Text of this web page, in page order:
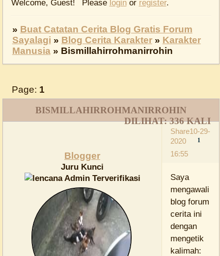
Welcome, Guest! Please loginor register.
» Buat Catatan Cerita Blog Gratis Forum
Sayalagi » Blog Cerita Karakter » Karakter
Manusia » Bismillahirrohmanirrohin
BISMILLAHIRROHMANIRROHIN
DILIHAT:336KALI
Page: 1
Share
1
10-29-
2020
16:55
Blogger
Juru Kunci
Saya
mengawali
blog forum
cerita ini
dengan
mengetik
kalimah: